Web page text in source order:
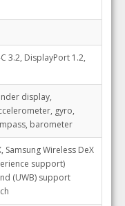
3.2, DisplayPort 1.2,
display,
gyro,
barometer
Samsung Wireless DeX
support)
(UWB) support